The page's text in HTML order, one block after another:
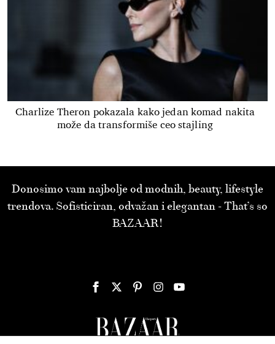
Charlize Theron pokazala kako jedan komad nakita
može da transformiše ceo stajling
Donosimo vam najbolje od modnih, beauty, lifestyle
trendova. Sofisticiran, odvažan i elegantan - That’s so
BAZAAR!